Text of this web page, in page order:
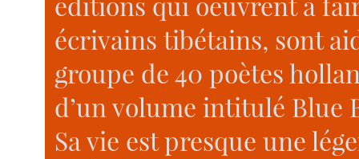
écrivains tibétains, sont
groupe de 40 poètes
d’un volume intitulé Blue
Sa vie est presque une